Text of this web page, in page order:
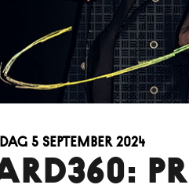
5 september 2024